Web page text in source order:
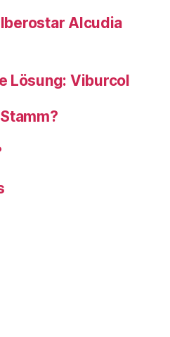
Alcudia
Lösung: Viburcol